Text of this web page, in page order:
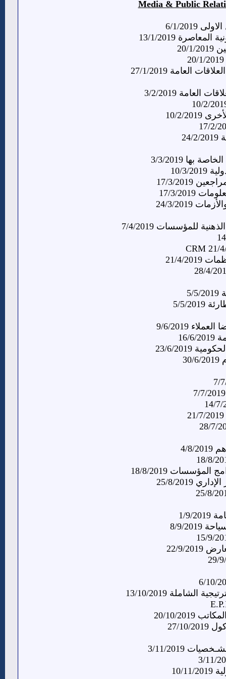
1/2019
13/1/2019
العامة 27/1/2019
3/2/2019
2019
بها 3/3/2019
2019
17/3/2019
3/2019
3/2019
للمؤسسات 7/4/2019
2019
2019
9/6/2019
23/6/2019
18/8/2019
25/8/2019
9/2019
9/2019
13/10/2019
10/2019
2019
3/11/2019